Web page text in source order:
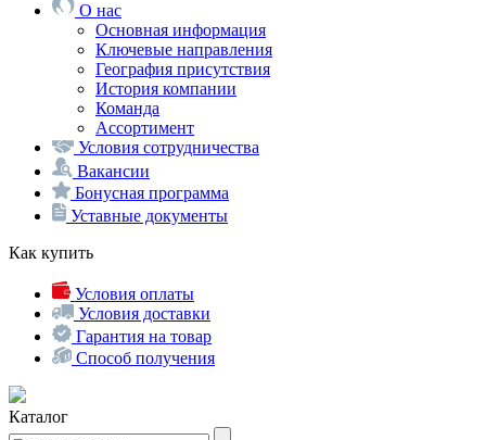
О нас
Основная информация
Ключевые направления
География присутствия
История компании
Команда
Ассортимент
Условия сотрудничества
Вакансии
Бонусная программа
Уставные документы
Как купить
Условия оплаты
Условия доставки
Гарантия на товар
Способ получения
Каталог